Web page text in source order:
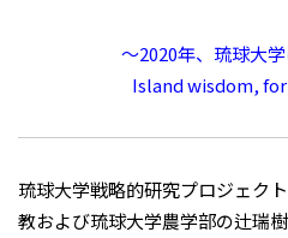
～2020年、琉球大
Island wisdom,
琉球大学戦略的研究プロジェク
教および琉球大学農学部の辻瑞